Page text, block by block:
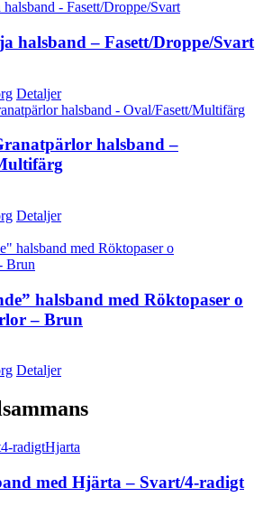
halsband – Fasett/Droppe/Svart
Detaljer
halsband –
Detaljer
halsband med Röktopaser o
– Brun
Detaljer
med Hjärta – Svart/4-radigt